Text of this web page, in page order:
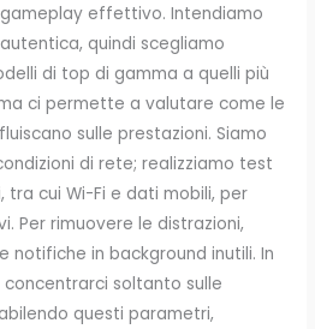
gameplay effettivo. Intendiamo
quindi scegliamo
di top di gamma a quelli più
ci permette a valutare come le
sulle prestazioni. Siamo
di rete; realizziamo test
tra cui Wi-Fi e dati mobili, per
Per rimuovere le distrazioni,
notifiche in background inutili. In
soltanto sulle
questi parametri,